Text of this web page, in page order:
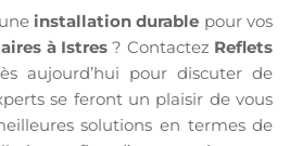
installation durable pour vos
à Istres ? Contactez Reflets
aujourd’hui pour discuter de
se feront un plaisir de vous
solutions en termes de